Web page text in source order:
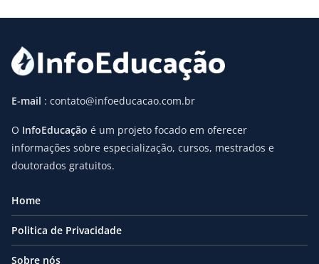
E-mail : contato@infoeducacao.com.br
O InfoEducação é um projeto focado em oferecer
informações sobre especialização, cursos, mestrados e
doutorados gratuitos.
Home
Politica de Privacidade
Sobre nós